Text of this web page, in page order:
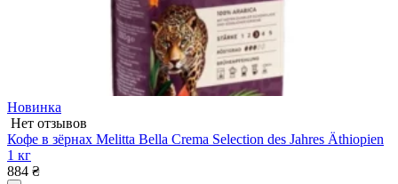
Новинка
Нет отзывов
Кофе в зёрнах Melitta Bella Crema Selection des Jahres Äthiopien
1 кг
884 ₴